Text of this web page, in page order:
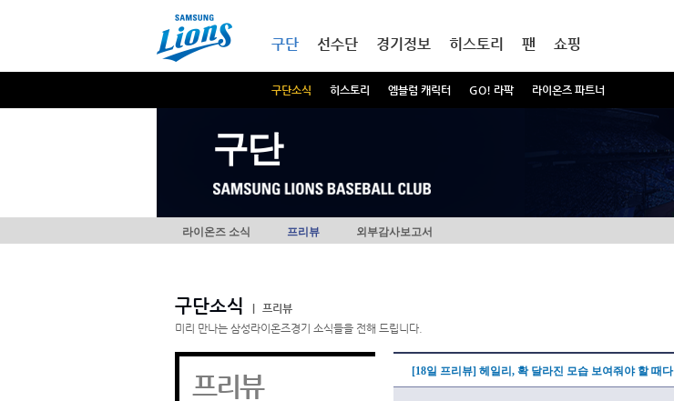
구단
구단소식 히스토리 엠블럼 캐릭터 GO! 라팍 라이온즈 파트너
선수단 경기정보 히스토리 팬 쇼핑
구단
라이온즈 소식 프리뷰 외부감사보고서
구단소식
프리뷰
미리 만나는 삼성라이온즈경기 소식들을 전해 드립니다.
프리뷰 [18일 프리뷰] 헤일리, 확 달라진 모습 보여줘야 할 때다